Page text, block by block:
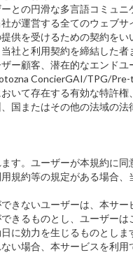
との円滑な多言語コミュニ
が運営する全てのウェブサ
供を受けるための契約をい
社と利用契約を締結した者
ー顧客、潜在的なエンド
ConcierGAI/TPG/
いて存在する有効な特許
国またはその他の法域の
す。ユーザーが本規約に
規約等の規定がある場合
きないユーザーは、本サー
きるものとし、ユーザー
に効力を生じるものとしま
い場合、本サービスを利用